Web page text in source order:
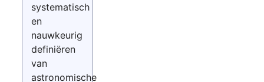
systematisch
en
nauwkeurig
definiëren
van
astronomische